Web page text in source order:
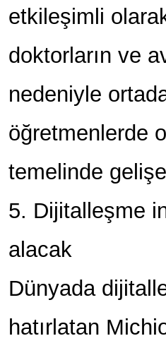
etkileşimli
doktorların ve
nedeniyle
öğretmenlerde
temelinde
5. Dijitalleşme
alacak
Dünyada
hatırlatan